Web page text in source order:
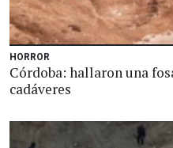
HORROR
Córdoba: hallaron una
cadáveres